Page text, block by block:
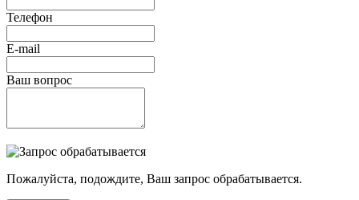
Телефон
E-mail
Ваш вопрос
Пожалуйста, подождите, Ваш запрос обрабатывается.